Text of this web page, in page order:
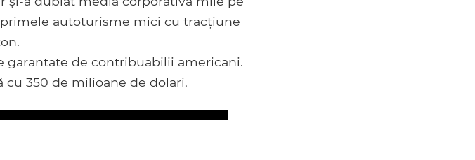
primele autoturisme mici cu tracțiune
garantate de contribuabilii americani.
cu 350 de milioane de dolari.